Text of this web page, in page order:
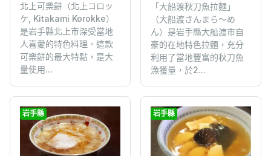
北上可樂餅（北上コロッ
ケ, Kitakami Korokke）
是岩手縣北上市深受當地
人喜愛的特色料理。這款
可樂餅的最大特點，是大
量使用...
「大船渡秋刀魚拉麵」
（大船渡さんまら～め
ん）是岩手縣大船渡市自
豪的在地特色拉麵，充分
利用了當地豐富的秋刀魚
漁獲量，於2...
岩手縣 岩手縣